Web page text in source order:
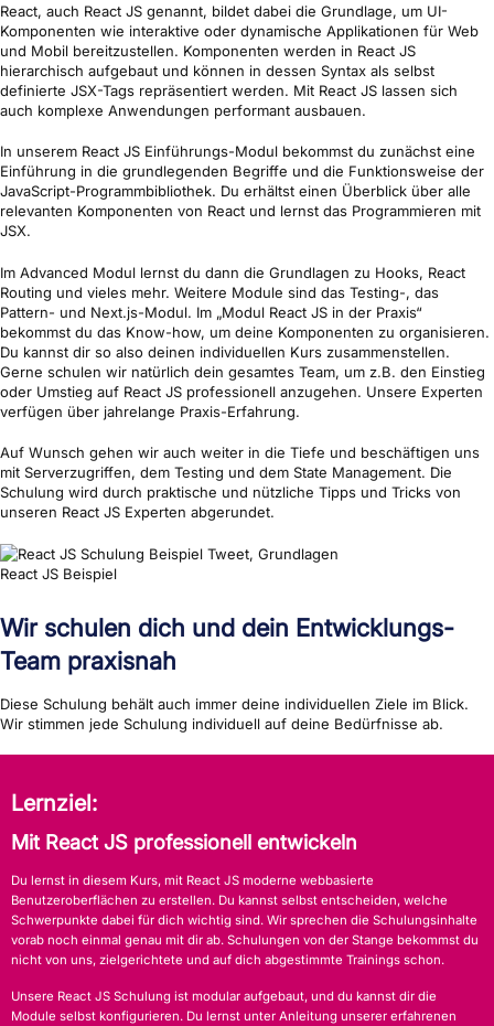
React, auch React JS genannt, bildet dabei die Grundlage, um UI-
Komponenten wie interaktive oder dynamische Applikationen für Web
und Mobil bereitzustellen. Komponenten werden in React JS
hierarchisch aufgebaut und können in dessen Syntax als selbst
definierte JSX-Tags repräsentiert werden. Mit React JS lassen sich
auch komplexe Anwendungen performant ausbauen.
In unserem React JS Einführungs-Modul bekommst du zunächst eine
Einführung in die grundlegenden Begriffe und die Funktionsweise der
JavaScript-Programmbibliothek. Du erhältst einen Überblick über alle
relevanten Komponenten von React und lernst das Programmieren mit
JSX.
Im Advanced Modul lernst du dann die Grundlagen zu Hooks, React
Routing und vieles mehr. Weitere Module sind das Testing-, das
Pattern- und Next.js-Modul. Im „Modul React JS in der Praxis“
bekommst du das Know-how, um deine Komponenten zu organisieren.
Du kannst dir so also deinen individuellen Kurs zusammenstellen.
Gerne schulen wir natürlich dein gesamtes Team, um z.B. den Einstieg
oder Umstieg auf React JS professionell anzugehen. Unsere Experten
verfügen über jahrelange Praxis-Erfahrung.
Auf Wunsch gehen wir auch weiter in die Tiefe und beschäftigen uns
mit Serverzugriffen, dem Testing und dem State Management. Die
Schulung wird durch praktische und nützliche Tipps und Tricks von
unseren React JS Experten abgerundet.
React JS Beispiel
Wir schulen dich und dein Entwicklungs-
Team praxisnah
Diese Schulung behält auch immer deine individuellen Ziele im Blick.
Wir stimmen jede Schulung individuell auf deine Bedürfnisse ab.
Lernziel:
Mit React JS professionell entwickeln
Du lernst in diesem Kurs, mit React JS moderne webbasierte
Benutzeroberflächen zu erstellen. Du kannst selbst entscheiden, welche
Schwerpunkte dabei für dich wichtig sind. Wir sprechen die Schulungsinhalte
vorab noch einmal genau mit dir ab. Schulungen von der Stange bekommst du
nicht von uns, zielgerichtete und auf dich abgestimmte Trainings schon.
Unsere React JS Schulung ist modular aufgebaut, und du kannst dir die
Module selbst konfigurieren. Du lernst unter Anleitung unserer erfahrenen